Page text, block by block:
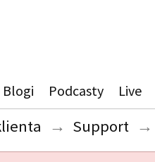
Blogi Podcasty Live
→ Support →